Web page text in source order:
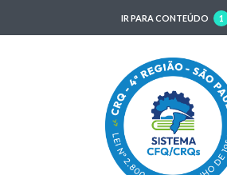
IR PARA CONTEÚDO 1